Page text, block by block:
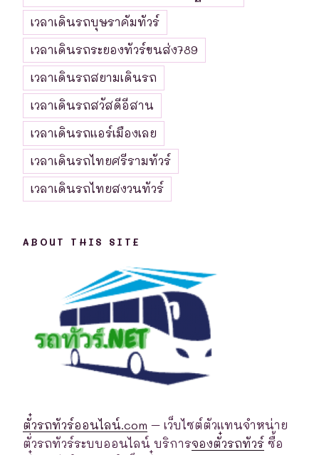
เวลาเดินรถบุษราคัมทัวร์
เวลาเดินรถระยองทัวร์ขนส่ง789
เวลาเดินรถสยามเดินรถ
เวลาเดินรถสวัสดีอีสาน
เวลาเดินรถแอร์เมืองเลย
เวลาเดินรถไทยศรีรามทัวร์
เวลาเดินรถไทยสงวนทัวร์
ABOUT THIS SITE
ตั๋วรถทัวร์ออนไลน์.com – เว็บไซต์ตัวแทนจำหน่าย
ตั่วรถทัวร์ระบบออนไลน์ บริการจองตั๋วรถทัวร์ ซื้อ